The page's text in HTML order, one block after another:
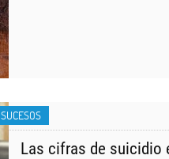
SUCESOS
Las cifras de suicidio